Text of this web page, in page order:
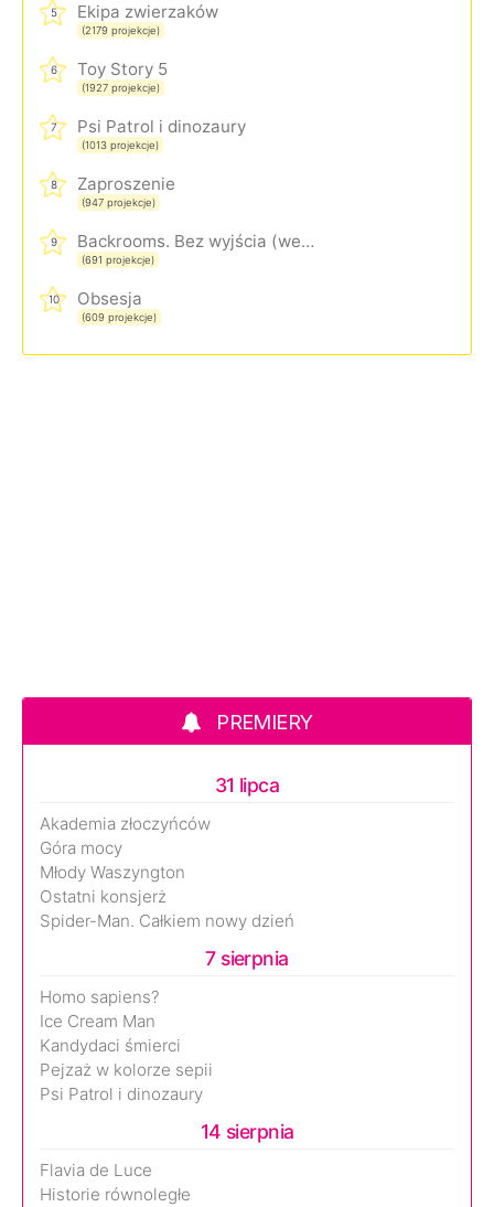
5 Ekipa zwierzaków
(2179 projekcje)
6 Toy Story 5
(1927 projekcje)
7 Psi Patrol i dinozaury
(1013 projekcje)
8 Zaproszenie
(947 projekcje)
9 Backrooms. Bez wyjścia (wersja rozszerzona)
(691 projekcje)
10 Obsesja
(609 projekcje)
PREMIERY
31 lipca
Akademia złoczyńców
Góra mocy
Młody Waszyngton
Ostatni konsjerż
Spider-Man. Całkiem nowy dzień
7 sierpnia
Homo sapiens?
Ice Cream Man
Kandydaci śmierci
Pejzaż w kolorze sepii
Psi Patrol i dinozaury
14 sierpnia
Flavia de Luce
Historie równoległe